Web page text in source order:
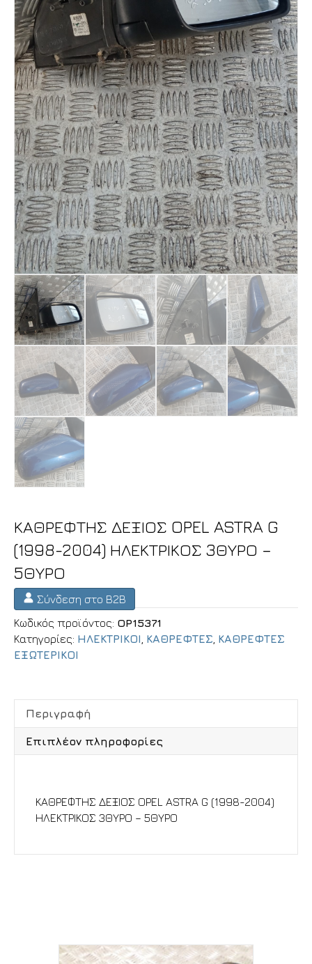
ΚΑΘΡΕΦΤΗΣ ΔΕΞΙΟΣ OPEL ASTRA G
(1998-2004) ΗΛΕΚΤΡΙΚΟΣ 3ΘΥΡΟ –
5ΘΥΡΟ
Σύνδεση στο B2B
Κωδικός προϊόντος: OP15371
Κατηγορίες: ΗΛΕΚΤΡΙΚΟΙ ΚΑΘΡΕΦΤΕΣ ΚΑΘΡΕΦΤΕΣ
ΕΞΩΤΕΡΙΚΟΙ
Περιγραφή
Επιπλέον πληροφορίες
ΚΑΘΡΕΦΤΗΣ ΔΕΞΙΟΣ OPEL ASTRA G (1998-2004)
ΗΛΕΚΤΡΙΚΟΣ 3ΘΥΡΟ – 5ΘΥΡΟ